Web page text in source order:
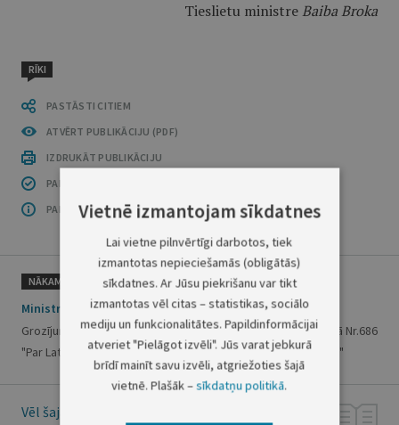
Tieslietu ministreBaiba Broka
RĪKI
PASTĀSTI CITIEM
ATVĒRT PUBLIKĀCIJU (PDF)
IZDRUKĀT PUBLIKĀCIJU
PAR INFORMĀCIJAS DROŠĪBU
PAR ŠO GRUPU
NĀKAMAIS
Ministru kabineta rīkojums Nr.307
Grozījumi Ministru kabineta 2013.gada 28.decembra rīkojumā Nr.686
"Par Latvijas ģeotelpiskās informācijas attīstības koncepciju"
Vēl šajā numurā
Vietnē izmantojam sīkdatnes
Lai vietne pilnvērtīgi darbotos, tiek
izmantotas nepieciešamās (obligātās)
sīkdatnes. Ar Jūsu piekrišanu var tikt
izmantotas vēl citas – statistikas, sociālo
mediju un funkcionalitātes. Papildinformācijai
atveriet "Pielāgot izvēli". Jūs varat jebkurā
brīdī mainīt savu izvēli, atgriežoties šajā
vietnē. Plašāk –sīkdatņu politikā.